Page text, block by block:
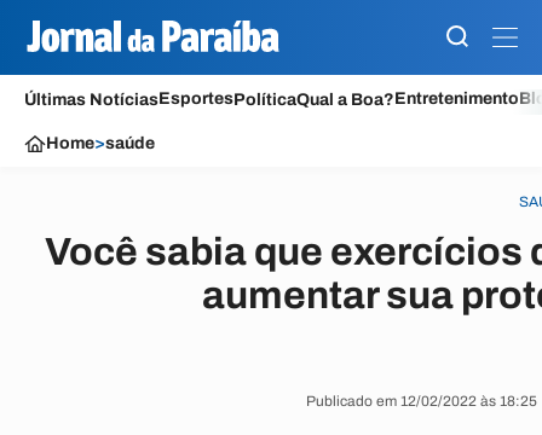
Últimas NotíciasEsportesPolíticaQual a Boa?Entretenimento
Home>saúde
Você sabia que exercícios
aumentar sua
Publicado em 12/02/2022 às